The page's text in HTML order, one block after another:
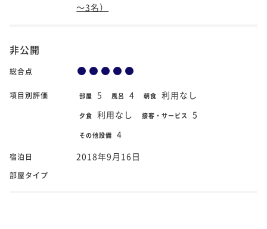
～3名）
非公開
総合点
項目別評価 部屋 5 風呂 4 朝食 利用なし
夕食 利用なし 接客・サービス 5
その他設備 4
宿泊日 2018年9月16日
部屋タイプ